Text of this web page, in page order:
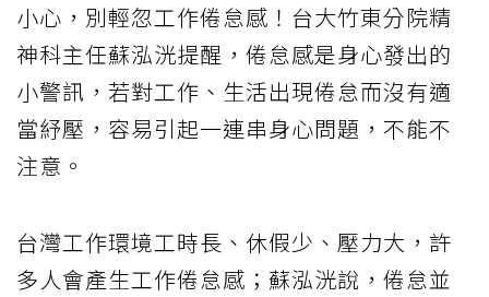
小心，別輕忽工作倦怠感！台大竹東分院精
神科主任蘇泓洸提醒，倦怠感是身心發出的
小警訊，若對工作、生活出現倦怠而沒有適
當紓壓，容易引起一連串身心問題，不能不
注意。
台灣工作環境工時長、休假少、壓力大，許
多人會產生工作倦怠感；蘇泓洸說，倦怠並